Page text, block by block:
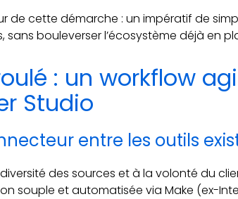
de cette démarche : un impératif de
sans bouleverser l’écosystème déjà en
: un workflow
Studio
entre les outils
des sources et à la volonté du
souple et automatisée via Make (ex-